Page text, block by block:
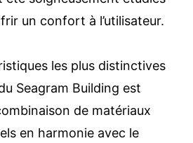
un confort à l’utilisateur.
les plus distinctives
Seagram Building est
de matériaux
en harmonie avec le